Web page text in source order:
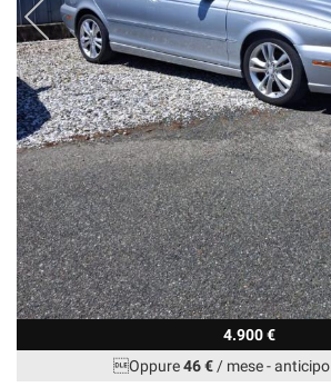
4.900 €
Oppure46 €/ mese-anticipo